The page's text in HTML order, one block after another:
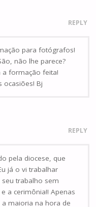
REPLY
para fotógrafos!
não lhe parece?
formação feita!
ocasiões! Bj
REPLY
pela diocese, que
já o vi trabalhar
trabalho sem
a cerimônia!! Apenas
maioria na hora de